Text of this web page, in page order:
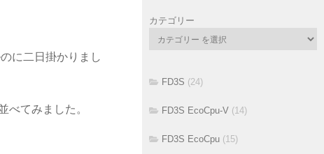
に二日掛かりまし
べてみました。
カテゴリー
FD3S (24)
FD3S EcoCpu-V (14)
FD3S EcoCpu (15)